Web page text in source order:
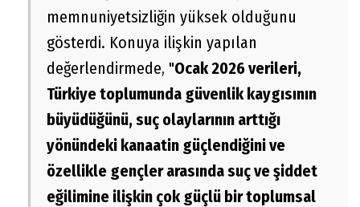
memnuniyetsizliğin yüksek olduğunu
gösterdi. Konuya ilişkin yapılan
değerlendirmede, "Ocak 2026 verileri,
Türkiye toplumunda güvenlik kaygısının
büyüdüğünü, suç olaylarının arttığı
yönündeki kanaatin güçlendiğini ve
özellikle gençler arasında suç ve şiddet
eğilimine ilişkin çok güçlü bir toplumsal